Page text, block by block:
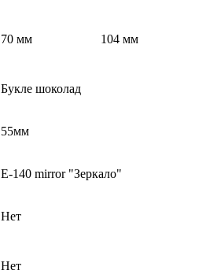
70 мм 104 мм
Букле шоколад
55мм
E-140 mirror "Зеркало"
Нет
Нет